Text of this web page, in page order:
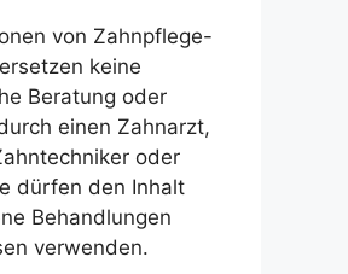
von Zahnpflege-
keine
Beratung oder
einen Zahnarzt,
oder
dürfen den Inhalt
Behandlungen
verwenden.